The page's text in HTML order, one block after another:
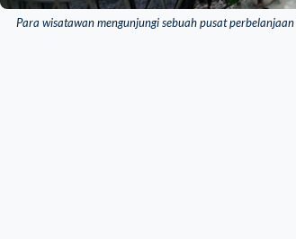
Para wisatawan mengunjungi sebuah pusat